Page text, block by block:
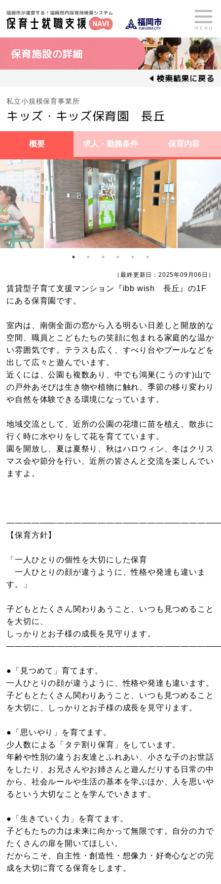
保育施設の詳細
検索結果に戻る
私立小規模保育事業所
キッズ・キッズ保育園 長丘
概要 求人・勤務条件 保育内容
（最終更新日：2025年09月06日）
賃貸型子育て支援マンション『ibb wish 長丘』の1F
にある保育園です。
室内は、南側全面の窓から入る明るい日差しと開放的な
空間、職員とこどもたちの笑顔に包まれる家庭的な温か
い雰囲気です。テラスも広く、すべり台やプールなどを
出して広々と遊んでいます。
近くには、公園も複数あり、中でも鴻巣(こうのす)山で
の戸外あそびは生き物や植物に触れ、季節の移り変わり
や自然を体験できる環境になっています。
地域交流として、近所の公園の花壇に苗を植え、散歩に
行く時に水やりをして花を育てています。
園を開放し、夏は夏祭り、秋はハロウィン、冬はクリス
マス会や節分を行い、近所の皆さんと交流を楽しんでい
ますよ。
【保育方針】
「一人ひとりの個性を大切にした保育
一人ひとりの顔が違うように、性格や発達も違いま
す。」
子どもとたくさん関わりあうこと、いつも見つめること
を大切に、
しっかりとお子様の成長を見守ります。
●「見つめて」育てます。
一人ひとりの顔が違うように、性格や発達も違います。
子どもとたくさん関わりあうこと、いつも見つめること
を大切に、しっかりとお子様の成長を見守ります。
●「思いやり」を育てます。
少人数による「タテ割り保育」をしています。
年齢や性別の違うお友達とふれあい、小さな子のお世話
をしたり、お兄さんやお姉さんと遊んだりする日常の中
から、社会ルールや生活の基本を学ぶほか、人を思いや
るという大切なことを学んでいきます。
●「生きていく力」を育てます。
子どもたちの力は未来に向かって無限です。自分の力で
たくさんの扉を開いてほしい。
だからこそ、自主性・創造性・想像力・好奇心などの完
成を大切に育てる保育をします。